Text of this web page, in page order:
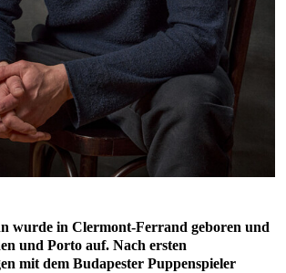
wurde in Clermont-Ferrand geboren und
und Porto auf. Nach ersten
mit dem Budapester Puppenspieler